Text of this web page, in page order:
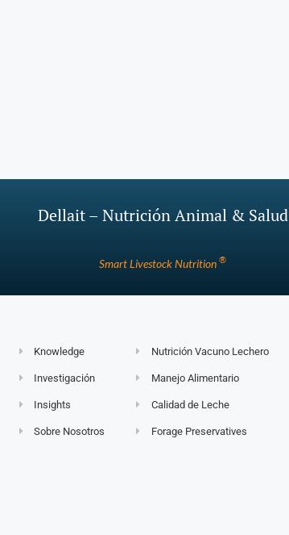
Dellait – Nutrición Animal & Salud
Smart Livestock Nutrition ®
Knowledge
Investigación
Insights
Sobre Nosotros
Nutrición Vacuno Lechero
Manejo Alimentario
Calidad de Leche
Forage Preservatives